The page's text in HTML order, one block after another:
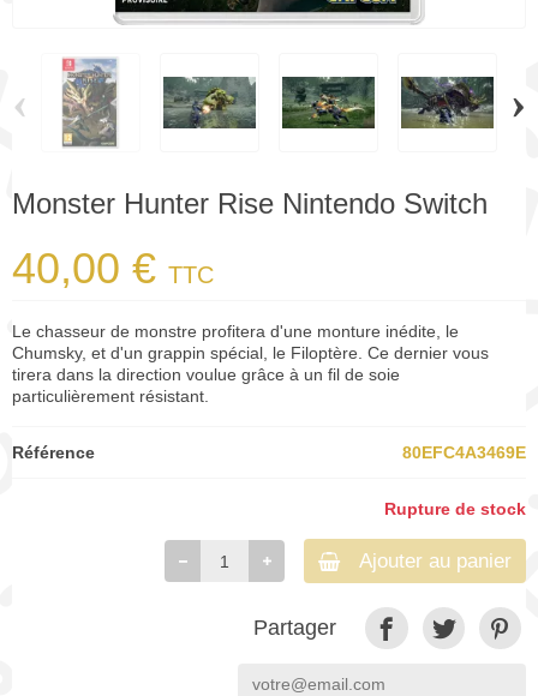
‹ ›
Monster Hunter Rise Nintendo Switch
40,00 € TTC
Le chasseur de monstre profitera d'une monture inédite, le
Chumsky, et d'un grappin spécial, le Filoptère. Ce dernier vous
tirera dans la direction voulue grâce à un fil de soie
particulièrement résistant.
Référence 80EFC4A3469E
Rupture de stock
Ajouter au panier
Partager